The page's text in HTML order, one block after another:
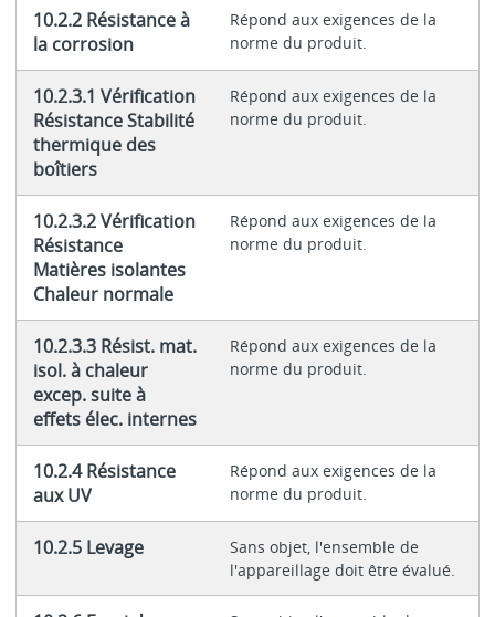
10.2.2 Résistance à
la corrosion
Répond aux exigences de la
norme du produit.
10.2.3.1 Vérification
Résistance Stabilité
thermique des
boîtiers
Répond aux exigences de la
norme du produit.
10.2.3.2 Vérification
Résistance
Matières isolantes
Chaleur normale
Répond aux exigences de la
norme du produit.
10.2.3.3 Résist. mat.
isol. à chaleur
excep. suite à
effets élec. internes
Répond aux exigences de la
norme du produit.
10.2.4 Résistance
aux UV
Répond aux exigences de la
norme du produit.
10.2.5 Levage
Sans objet, l'ensemble de
l'appareillage doit être évalué.